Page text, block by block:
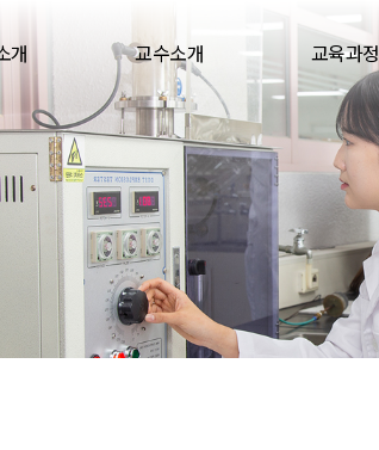
개 교수소개 교육과정